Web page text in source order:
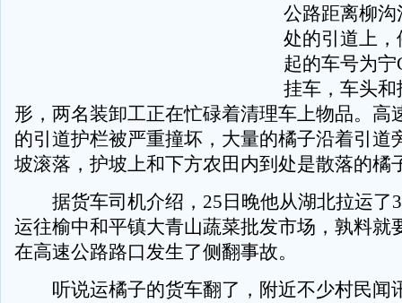
公路距离柳沟
处的引道上
起的车号为宁
挂车，车头
形，两名装卸工正在忙碌着清理车上物品。高
的引道护栏被严重撞坏，大量的橘子沿着引道
坡滚落，护坡上和下方农田内到处是散落的橘
据货车司机介绍，25日晚他从湖北拉运了
运往榆中和平镇大青山蔬菜批发市场，孰料就
在高速公路路口发生了侧翻事故。
听说运橘子的货车翻了，附近不少村民闻